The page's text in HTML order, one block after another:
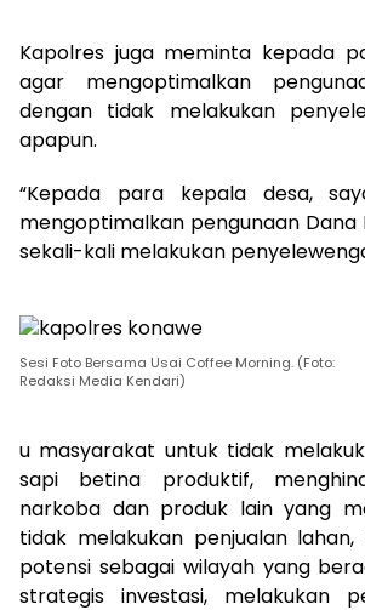
Kapolres juga meminta kepada
agar mengoptimalkan
dengan tidak melakukan
apapun.
“Kepada para kepala desa,
mengoptimalkan pengunaan Dana
sekali-kali melakukan
Sesi Foto Bersama Usai Coffee Morning. (Foto:
Redaksi Media Kendari)
u masyarakat untuk tidak
sapi betina produktif,
narkoba dan produk lain yang
tidak melakukan penjualan lahan,
potensi sebagai wilayah yang
strategis investasi, melakukan